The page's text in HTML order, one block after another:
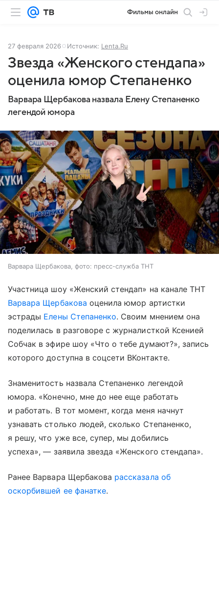
Фильмы онлайн
27 февраля 2026 Источник: Lenta.Ru
Звезда «Женского стендапа»
оценила юмор Степаненко
Варвара Щербакова назвала Елену Степаненко
легендой юмора
Варвара Щербакова, фото: пресс-служба ТНТ
Участница шоу «Женский стендап» на канале ТНТ
Варвара Щербакова оценила юмор артистки
эстрады Елены Степаненко. Своим мнением она
поделилась в разговоре с журналисткой Ксенией
Собчак в эфире шоу «Что о тебе думают?», запись
которого доступна в соцсети ВКонтакте.
Знаменитость назвала Степаненко легендой
юмора. «Конечно, мне до нее еще работать
и работать. В тот момент, когда меня начнут
узнавать столько людей, сколько Степаненко,
я решу, что уже все, супер, мы добились
успеха», — заявила звезда «Женского стендапа».
Ранее Варвара Щербакова рассказала об
оскорбившей ее фанатке.